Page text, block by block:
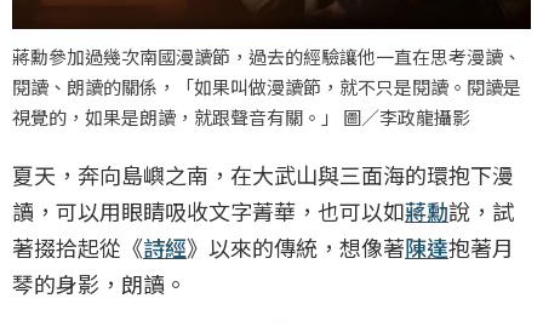
蔣勳參加過幾次南國漫讀節，過去的經驗讓他一直在思考漫讀、
閱讀、朗讀的關係，「如果叫做漫讀節，就不只是閱讀。閱讀是
視覺的，如果是朗讀，就跟聲音有關。」 圖／李政龍攝影
夏天，奔向島嶼之南，在大武山與三面海的環抱下漫
讀，可以用眼睛吸收文字菁華，也可以如蔣勳說，試
著掇拾起從《詩經》以來的傳統，想像著陳達抱著月
琴的身影，朗讀。